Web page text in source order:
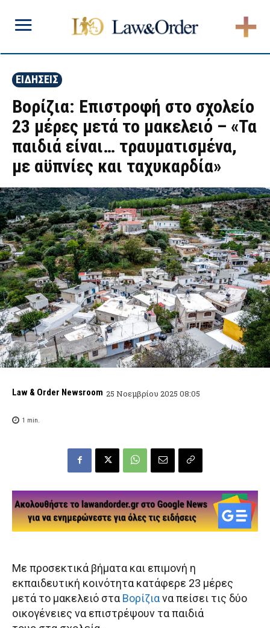
ΕΙΔΗΣΕΙΣ
Βορίζια: Επιστροφή στο σχολείο
23 μέρες μετά το μακελειό – «Τα
παιδιά είναι… τραυματισμένα,
με αϋπνίες και ταχυκαρδία»
Law & Order Newsroom 25 Νοεμβρίου 2025 08:05
1 min.
Με προσεκτικά βήματα και επιμονή η
εκπαιδευτική κοινότητα κατάφερε 23 μέρες
μετά το μακελειό σταΒορίζιανα πείσει τις δύο
οικογένειες να επιστρέψουν τα παιδιά